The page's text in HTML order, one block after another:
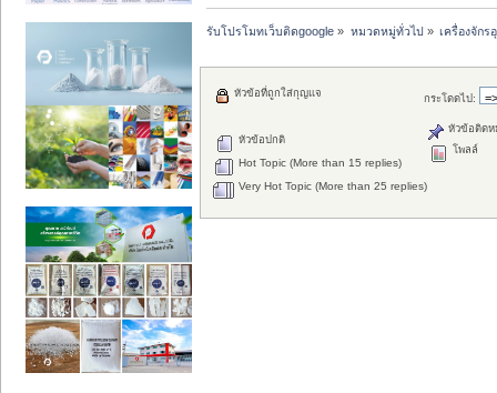
รับโปรโมทเว็บติดgoogle » หมวดหมู่ทั่วไป» เครื่องจัก
กระโดดไป:
หัวข้อปกติ
Hot Topic (More than 15 replies)
Very Hot Topic (More than 25 replies)
หัวข้อที่ถูกใส่กุญแจ
หัวข้อติดห
โพลล์